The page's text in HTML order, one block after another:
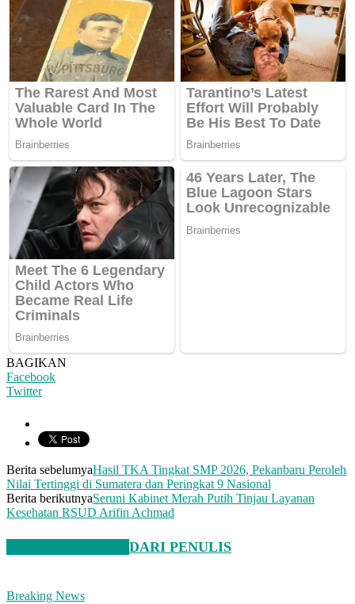
BAGIKAN
Facebook
Twitter
Berita sebelumyaHasil TKA Tingkat SMP 2026, Pekanbaru Peroleh
Nilai Tertinggi di Sumatera dan Peringkat 9 Nasional
Berita berikutnyaSeruni Kabinet Merah Putih Tinjau Layanan
Kesehatan RSUD Arifin Achmad
DARI PENULIS
Breaking News